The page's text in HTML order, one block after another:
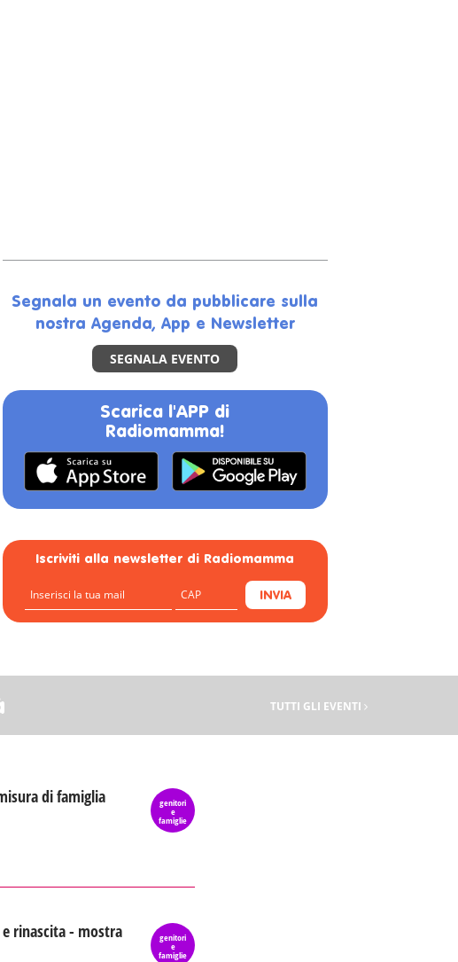
Segnala un evento da pubblicare sulla
nostra Agenda, App e Newsletter
SEGNALA EVENTO
Scarica l'APP di
Radiomamma!
Iscriviti alla newsletter di Radiomamma
INVIA
TUTTI GLI EVENTI
di famiglia genitori
e
famiglie
rinascita - mostra genitori
e
famiglie